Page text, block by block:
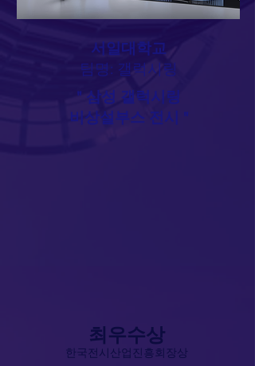
서일대학교
​팀명: 갤럭시링
" 삼성 갤럭시링
비상설부스 전시 "
최우수상​
​한국전시산업진흥회장상